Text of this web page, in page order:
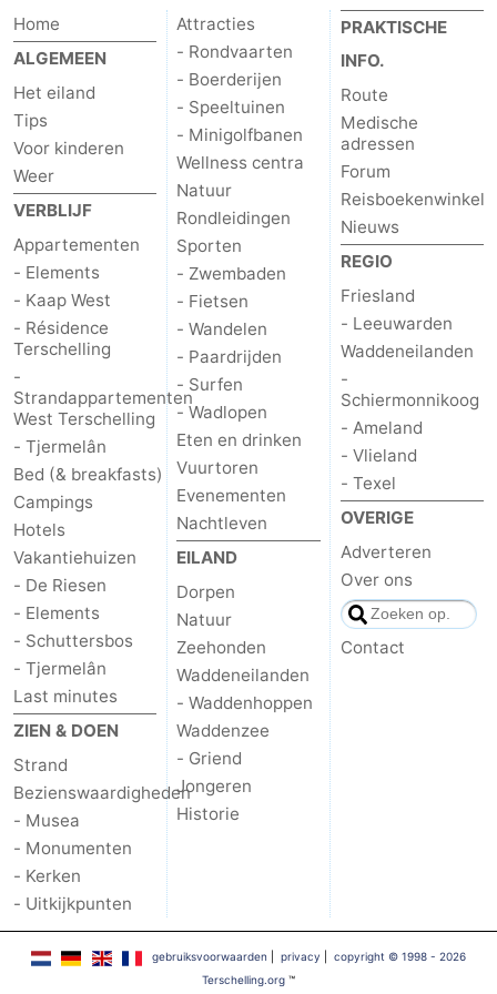
Zwembaden
-
Fietsen
-
Wandelen
-
Paardrijden
-
Surfen
-
Wadlopen
Eten
en
drinken
Nachtleven
Zeehonden
Evenementen
Praktisch
Forum
Route
Boot
Waddenhoppen
Reisboekenwinkel
Nieuws
Medische
adressen
Regio
Home
ALGEMEEN
Het eiland
Tips
Voor kinderen
Weer
VERBLIJF
Appartementen
- Elements
- Kaap West
- Résidence
Terschelling
-
Strandappartementen
West Terschelling
- Tjermelân
Bed (& breakfasts)
Campings
Hotels
Vakantiehuizen
- De Riesen
- Elements
- Schuttersbos
- Tjermelân
Last minutes
ZIEN & DOEN
Strand
Bezienswaardigheden
- Musea
- Monumenten
- Kerken
- Uitkijkpunten
Attracties
- Rondvaarten
- Boerderijen
- Speeltuinen
- Minigolfbanen
Wellness centra
Natuur
Rondleidingen
Sporten
- Zwembaden
- Fietsen
- Wandelen
- Paardrijden
- Surfen
- Wadlopen
Eten en drinken
Vuurtoren
Evenementen
Nachtleven
EILAND
Dorpen
Natuur
Zeehonden
Waddeneilanden
- Waddenhoppen
Waddenzee
- Griend
Jongeren
Historie
PRAKTISCHE
INFO.
Route
Medische
adressen
Forum
Reisboekenwinkel
Nieuws
REGIO
Friesland
- Leeuwarden
Waddeneilanden
-
Schiermonnikoog
- Ameland
- Vlieland
- Texel
OVERIGE
Adverteren
Over ons
Contact
gebruiksvoorwaarden privacy
copyright © 1998 - 2026
Terschelling.org ™